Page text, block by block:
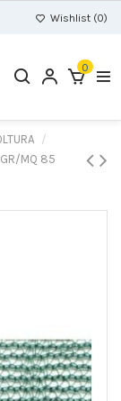
Wishlist (0)
0
GR/MQ 85